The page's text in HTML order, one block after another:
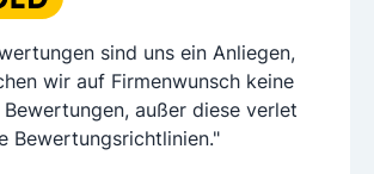
sind uns ein Anliegen,
wir auf Firmenwunsch keine
außer diese verlet
Bewertungsrichtlinien."